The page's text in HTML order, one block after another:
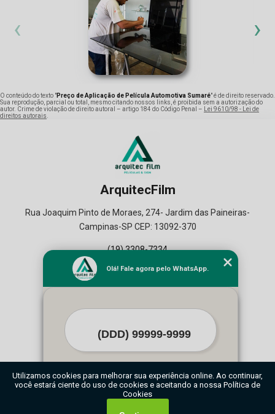
‹ ›
O conteúdo do texto "Preço de Aplicação de Película Automotiva Sumaré" é de direito reservado.
Sua reprodução, parcial ou total, mesmo citando nossos links, é proibida sem a autorização do
autor. Crime de violação de direito autoral – artigo 184 do Código Penal –
Lei 9610/98 - Lei de
direitos autorais
ArquitecFilm
Rua Joaquim Pinto de Moraes, 274- Jardim das Paineiras-
Campinas-SP CEP: 13092-370
(19) 3308-7334
(19) 99164-2129
Home
Contato
Mapa do Site
O inteiro teor deste site está sujeito à proteção de direitos autorais. Copyright©
ArquitecFilm (Lei 9610 de 19/02/1998)
Olá! Fale agora pelo WhatsApp.
Iniciar conversa